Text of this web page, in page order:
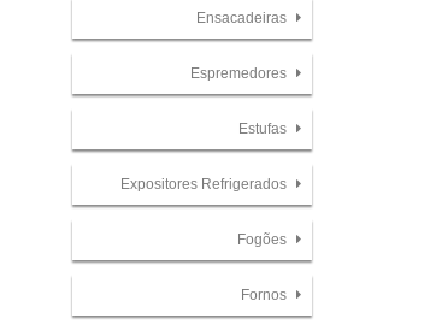
Ensacadeiras
Espremedores
Estufas
Expositores Refrigerados
Fogões
Fornos